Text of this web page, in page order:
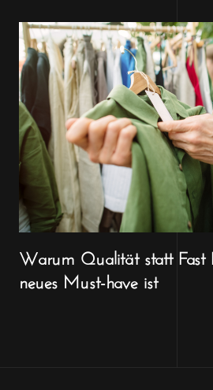
Warum Qualität statt Fast
neues Must-have ist